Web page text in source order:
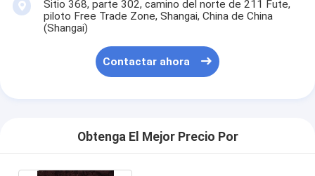
Sitio 368, parte 302, camino del norte de 211 Fute,
piloto Free Trade Zone, Shangai, China de China
(Shangai)
Contactar ahora
Obtenga El Mejor Precio Por